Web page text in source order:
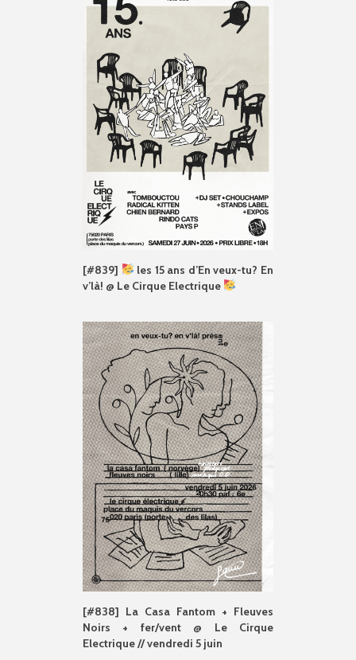
[#839]
les 15 ans d’En veux-tu? En
v’là! @ Le Cirque Electrique
[#838] La Casa Fantom + Fleuves
Noirs + fer/vent @ Le Cirque
Electrique // vendredi 5 juin